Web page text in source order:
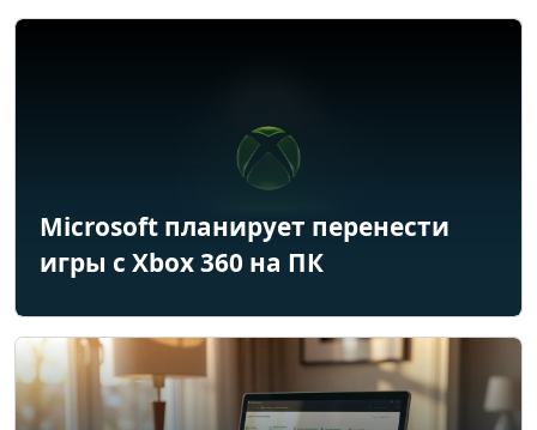
Microsoft планирует перенести
игры с Xbox 360 на ПК